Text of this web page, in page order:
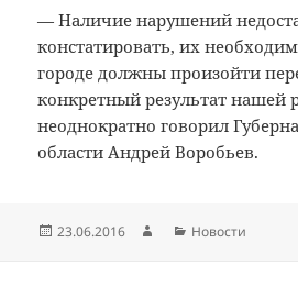
— Наличие нарушений
констатировать, их
городе должны произойти
конкретный результат нашей
неоднократно говорил
области Андрей Воробьев.
Опубликовано
23.06.2016 АвторРубрики
Новости